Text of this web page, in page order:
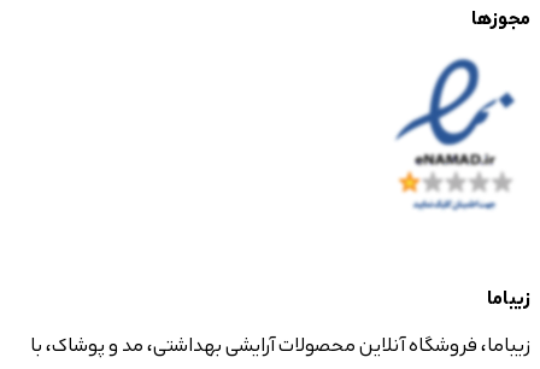
مجوزها
زیباما
زیباما، فروشگاه آنلاین محصولات آرایشی بهداشتی، مد و پوشاک، با